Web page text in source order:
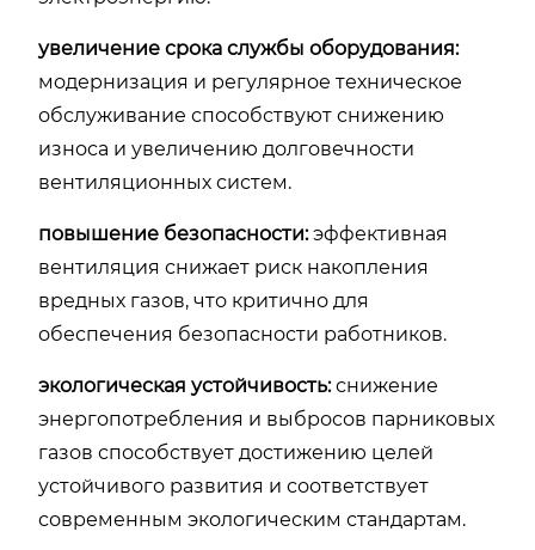
увеличение срока службы оборудования:
модернизация и регулярное техническое
обслуживание способствуют снижению
износа и увеличению долговечности
вентиляционных систем.
повышение безопасности:эффективная
вентиляция снижает риск накопления
вредных газов, что критично для
обеспечения безопасности работников.
экологическая устойчивость:снижение
энергопотребления и выбросов парниковых
газов способствует достижению целей
устойчивого развития и соответствует
современным экологическим стандартам.